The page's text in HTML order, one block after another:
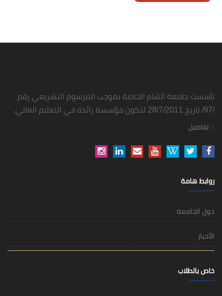
تأسست جامعة الشام الخاصة بموجب المرسوم التشريعي رقم
/97/ تاريخ 28/7/2011 لتكون مؤسسة رائدة في التعليم العالي.
تفاصيل
روابط هامة
حول الجامعة
الأخبار
خاص بالطلاب